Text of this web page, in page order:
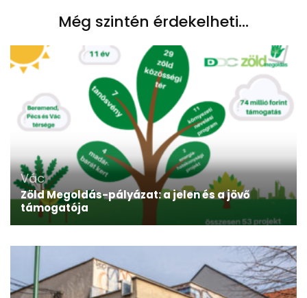
Még szintén érdekelheti...
Vác
Zöld Megoldás-pályázat: a jelen és a jövő
támogatója